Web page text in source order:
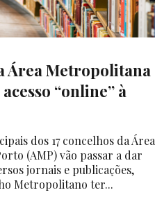
Área Metropolitana
“online” à
dos 17 concelhos da Área
(AMP) vão passar a dar
jornais e publicações,
Metropolitano ter...